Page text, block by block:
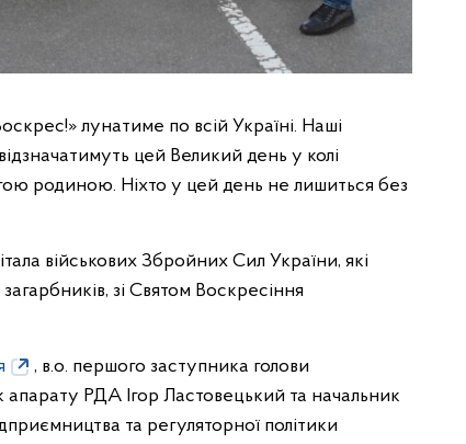
лунатиме по всій Україні. Наші
цей Великий день у колі
родиною. Ніхто у цей день не лишиться без
військових Збройних Сил України, які
зі Святом Воскресіння
, в.о. першого заступника голови
апарату РДА Ігор Ластовецький та начальник
та регуляторної політики